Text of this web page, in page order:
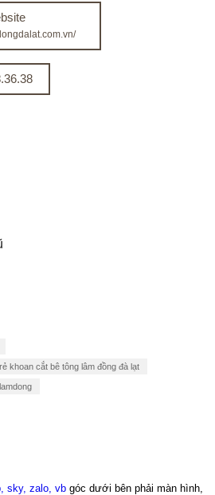
khoan cắt bê tông lâm đồng đà lạt
sky, zalo, vb góc dưới bên phải màn hình,